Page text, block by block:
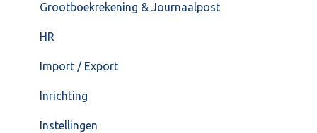
Grootboekrekening & Journaalpost
HR
Import / Export
Inrichting
Instellingen